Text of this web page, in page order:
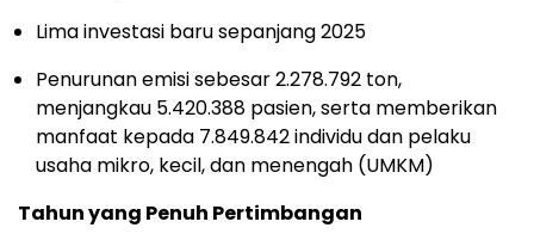
Lima investasi baru sepanjang 2025
Penurunan emisi sebesar 2.278.792 ton,
menjangkau 5.420.388 pasien, serta memberikan
manfaat kepada 7.849.842 individu dan pelaku
usaha mikro, kecil, dan menengah (UMKM)
Tahun yang Penuh Pertimbangan